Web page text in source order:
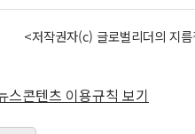
<저작권자(c) 글로벌리더의 지
스콘텐츠 이용규칙 보기